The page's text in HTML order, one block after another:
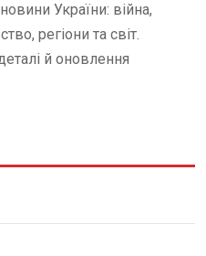
України: війна,
регіони та світ.
й оновлення